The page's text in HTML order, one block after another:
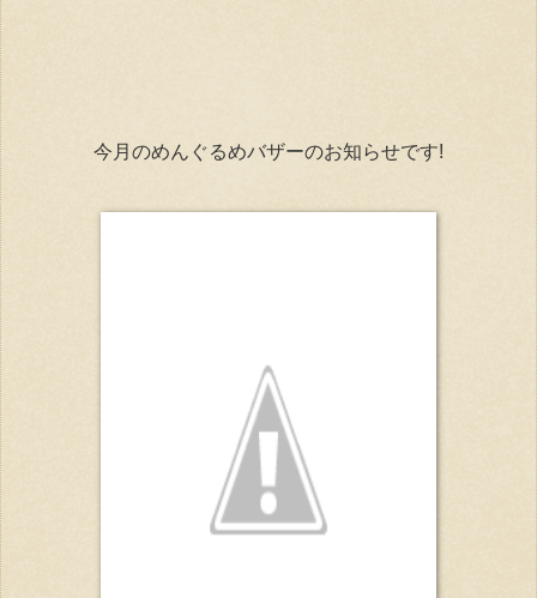
今月のめんぐるめバザーのお知らせです!